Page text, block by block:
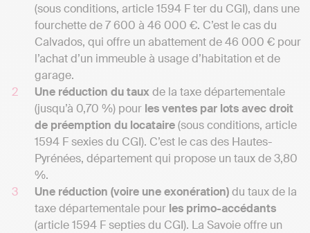
(sous conditions, article 1594 F ter du CGI), dans une
fourchette de 7 600 à 46 000 €. C’est le cas du
Calvados, qui offre un abattement de 46 000 € pour
l’achat d’un immeuble à usage d’habitation et de
garage.
Une réduction du tauxde la taxe départementale
(jusqu’à 0,70 %) pour les ventes par lots avec droit
de préemption du locataire(sous conditions, article
1594 F sexies du CGI). C’est le cas des Hautes-
Pyrénées, département qui propose un taux de 3,80
%.
Une réduction (voire une exonération)du taux de la
taxe départementale pour les primo-accédants
(article 1594 F septies du CGI). La Savoie offre un